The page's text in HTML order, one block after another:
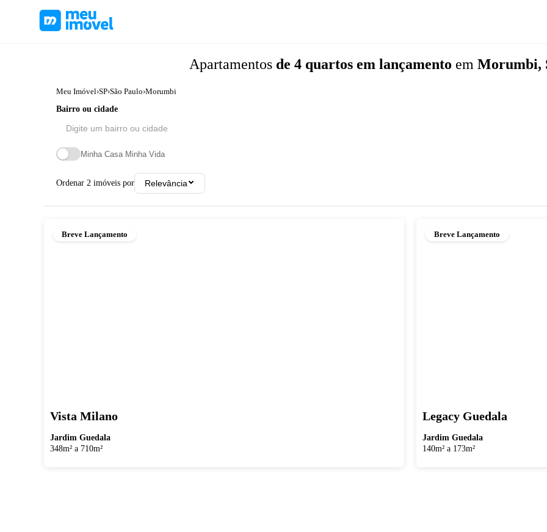
Apartamentos de 4 quartos em lançamento em Morumbi,
Meu Imóvel›SP›São Paulo›Morumbi
Bairro ou cidade
Minha Casa Minha Vida
Ordenar 2 imóveis por Relevância
Breve Lançamento
Vista Milano
Jardim Guedala
348m² a 710m²
Breve Lançamento
Legacy Guedala
Jardim Guedala
140m² a 173m²